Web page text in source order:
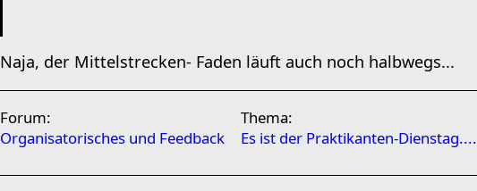
Naja, der Mittelstrecken- Faden läuft auch noch halbwegs...
Forum:
Organisatorisches und Feedback
Thema:
Es ist der Praktikanten-Dienstag....